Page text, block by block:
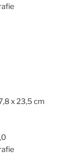
x 23,5 cm